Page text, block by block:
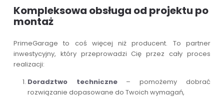
Kompleksowa obsługa od projektu po
montaż
PrimeGarage to coś więcej niż producent. To partner
inwestycyjny, który przeprowadzi Cię przez cały proces
realizacji:
Doradztwo techniczne– pomożemy dobrać
rozwiązanie dopasowane do Twoich wymagań,